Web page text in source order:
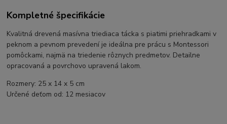
Kompletné špecifikácie
Kvalitná drevená masívna triediaca tácka s piatimi priehradkami v
peknom a pevnom prevedení je ideálna pre prácu s Montessori
pomôckami, najmä na triedenie rôznych predmetov. Detailne
opracovaná a povrchovo upravená lakom.
Rozmery: 25 x 14 x 5 cm
Určené deťom od: 12 mesiacov